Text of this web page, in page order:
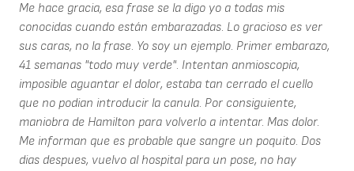
Me hace gracia, esa frase se la digo yo a todas mis
conocidas cuando están embarazadas. Lo gracioso es ver
sus caras, no la frase. Yo soy un ejemplo. Primer embarazo,
41 semanas "todo muy verde". Intentan anmioscopia,
imposible aguantar el dolor, estaba tan cerrado el cuello
que no podian introducir la canula. Por consiguiente,
maniobra de Hamilton para volverlo a intentar. Mas dolor.
Me informan que es probable que sangre un poquito. Dos
dias despues, vuelvo al hospital para un pose, no hay